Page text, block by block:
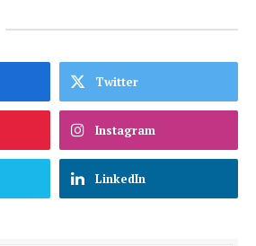
Twitter
Instagram
LinkedIn